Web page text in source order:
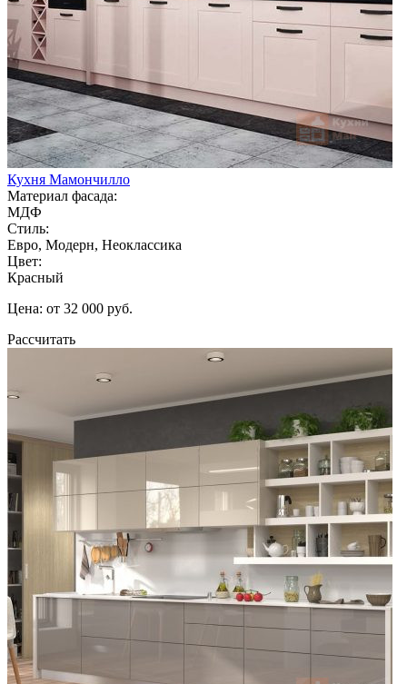
Кухня Мамончилло
Материал фасада:
МДФ
Стиль:
Евро, Модерн, Неоклассика
Цвет:
Красный
Цена: от 32 000 руб.
Рассчитать